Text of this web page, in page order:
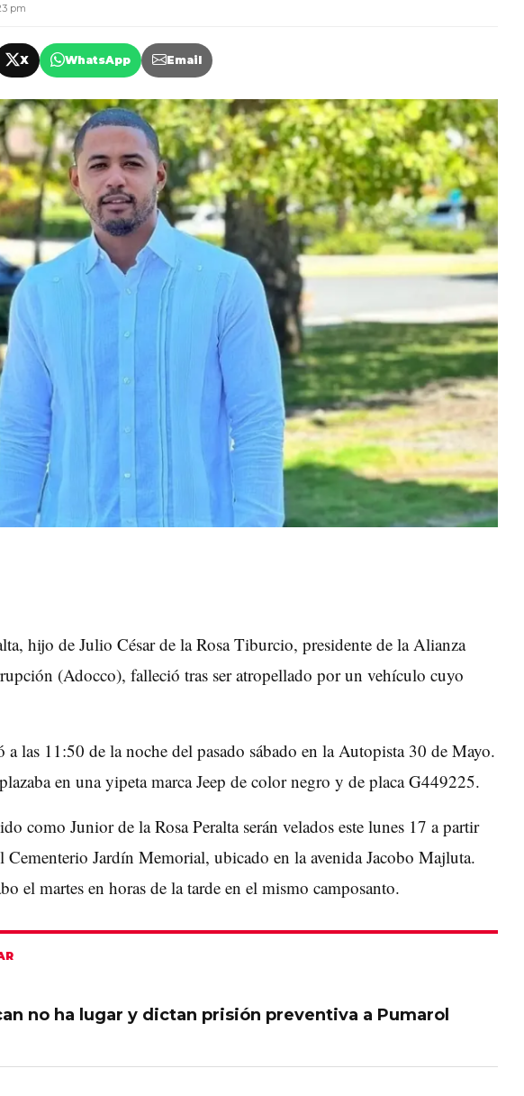
pm
X WhatsApp Email
hijo de Julio César de la Rosa Tiburcio, presidente de la Alianza
(Adocco), falleció tras ser atropellado por un vehículo cuyo
las 11:50 de la noche del pasado sábado en la Autopista 30 de Mayo.
en una yipeta marca Jeep de color negro y de placa G449225.
como Junior de la Rosa Peralta serán velados este lunes 17 a partir
Cementerio Jardín Memorial, ubicado en la avenida Jacobo Majluta.
el martes en horas de la tarde en el mismo camposanto.
no ha lugar y dictan prisión preventiva a Pumarol